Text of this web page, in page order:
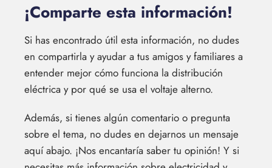
¡Comparte esta información!
Si has encontrado útil esta información, no dudes
en compartirla y ayudar a tus amigos y familiares a
entender mejor cómo funciona la distribución
eléctrica y por qué se usa el voltaje alterno.
Además, si tienes algún comentario o pregunta
sobre el tema, no dudes en dejarnos un mensaje
aquí abajo. ¡Nos encantaría saber tu opinión! Y si